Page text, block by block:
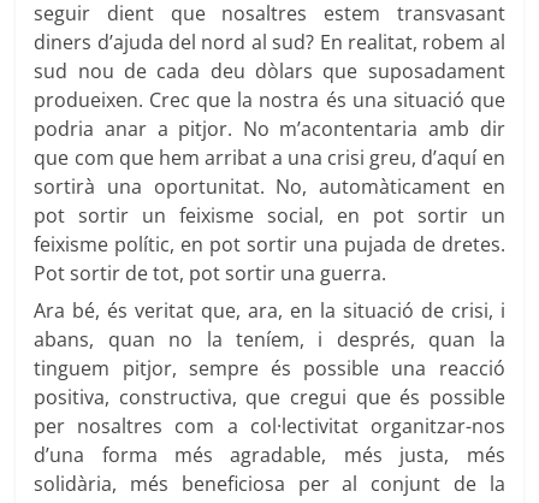
seguir dient que nosaltres estem transvasant
diners d’ajuda del nord al sud? En realitat, robem al
sud nou de cada deu dòlars que suposadament
produeixen. Crec que la nostra és una situació que
podria anar a pitjor. No m’acontentaria amb dir
que com que hem arribat a una crisi greu, d’aquí en
sortirà una oportunitat. No, automàticament en
pot sortir un feixisme social, en pot sortir un
feixisme polític, en pot sortir una pujada de dretes.
Pot sortir de tot, pot sortir una guerra.
Ara bé, és veritat que, ara, en la situació de crisi, i
abans, quan no la teníem, i després, quan la
tinguem pitjor, sempre és possible una reacció
positiva, constructiva, que cregui que és possible
per nosaltres com a col·lectivitat organitzar-nos
d’una forma més agradable, més justa, més
solidària, més beneficiosa per al conjunt de la